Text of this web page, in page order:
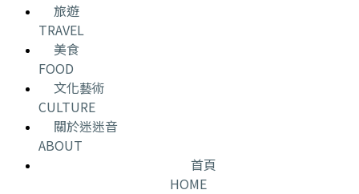
旅遊
TRAVEL
美食
FOOD
文化藝術
CULTURE
關於迷迷音
ABOUT
首頁
HOME